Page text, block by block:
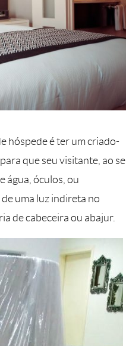
hóspede é ter um criado-
que seu visitante, ao se
água, óculos, ou
uma luz indireta no
de cabeceira ou abajur.